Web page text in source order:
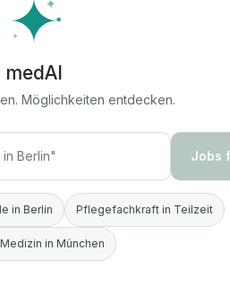
medAI
Möglichkeiten entdecken.
Jobs
in Berlin Pflegefachkraft in Teilzeit
in München